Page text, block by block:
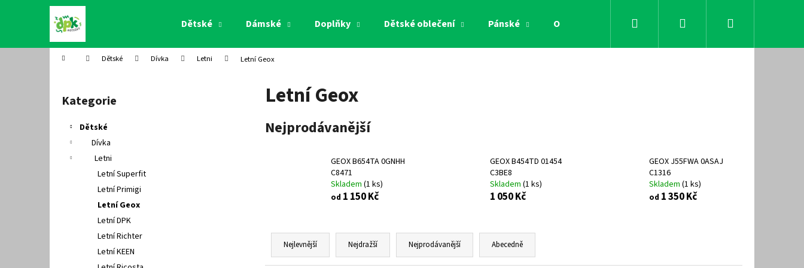
Dětské Dámské Doplňky Dětské oblečení Pánské Obchodní podmínky KontaktyPřihlášení
Domů Dětské Dívka Letni Letní Geox
Přeskočit
kategorie
Kategorie
Dětské
Dívka
Letni
Letní Superfit
Letní Primigi
Letní Geox
Letní DPK
Letní Richter
Letní KEEN
Letní Geox
Nejprodávanější
GEOX B654TA 0GNHH
C8471
Skladem (1 ks)
od 1 150 Kč
GEOX B454TD 01454
C3BE8
Skladem (1 ks)
1 050 Kč
GEOX J55FWA 0ASAJ
C1316
Skladem (1 ks)
od 1 350 Kč
Ř
z
Nejlevnější Nejdražší Nejprodávanější Abecedně
í
Zpět
do
Zpět
do
Doporučujeme